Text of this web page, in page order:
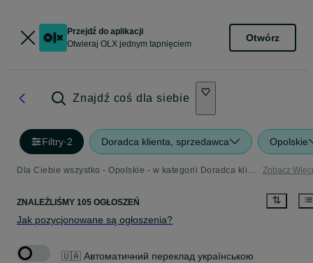
Przejdź do aplikacji
Otwieraj OLX jednym tapnięciem
Otwórz
Znajdź coś dla siebie
Filtry·2 Doradca klienta, sprzedawca Opolskie
Dla Ciebie wszystko - Opolskie - w kategorii Doradca klienta, sprzedawca Zobacz
ZNALEŹLIŚMY 105 OGŁOSZEŃ
Jak pozycjonowane są ogłoszenia?
🇺🇦 Автоматичний переклад українською